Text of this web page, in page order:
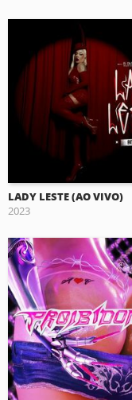
LADY LESTE (AO VIVO)
2023